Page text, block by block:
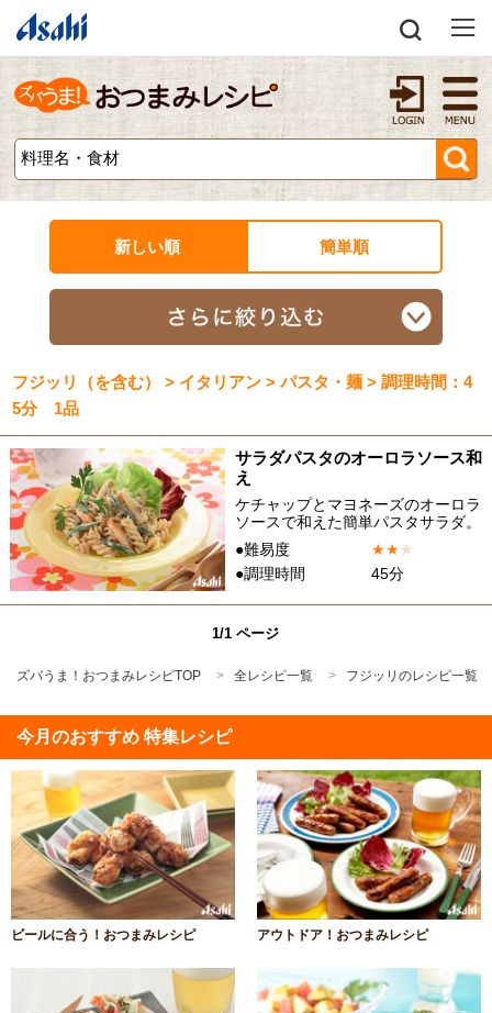
新しい順 簡単順
フジッリ（を含む） > イタリアン > パスタ・麺 > 調理時間：4
5分 1品
サラダパスタのオーロラソース和
え
ケチャップとマヨネーズのオーロラ
ソースで和えた簡単パスタサラダ。
●難易度
★★★
●調理時間
45分
1/1 ページ
ズバうま！おつまみレシピTOP 全レシピ一覧 フジッリのレシピ一覧
今月のおすすめ 特集レシピ
ビールに合う！おつまみレシピ アウトドア！おつまみレシピ